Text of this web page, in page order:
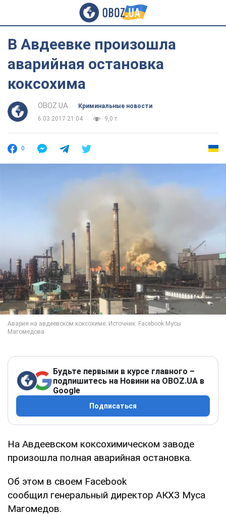
В Авдеевке произошла
аварийная остановка
коксохима
OBOZ.UA
Криминальные новости
6.03.2017 21:04
9,0 т.
0
Будьте первыми в курсе главного –
подпишитесь на Новини на OBOZ.UA в
Google
Подписаться
На Авдеевском коксохимическом заводе
произошла полная аварийная остановка.
Об этом в своем Facebook
сообщил генеральный директор АКХЗ Муса
Магомедов.